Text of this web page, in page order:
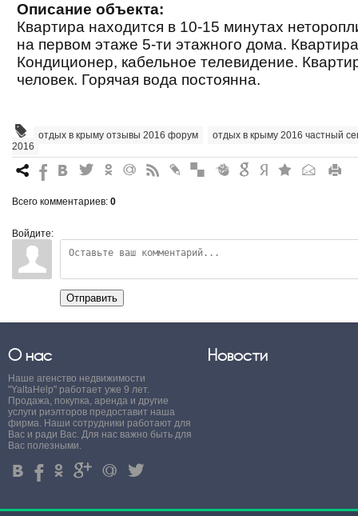
Описание объекта:
Квартира находится в 10-15 минутах
на первом этаже 5-ти этажного дома.
Кондиционер, кабельное телевидение.
человек. Горячая вода постоянна.
отдых в крыму отзывы 2016 форум
отдых в крыму 2016 частный
2016
7 % 4 3 . + 0 * # " & 6 Q P R
Всего комментариев: 0
Войдите:
Отправить
О нас
Наше агенство недвижимости
"YaltaHelp" работает уже 9 лет.
Продажа, покупка, аренда и другие
услуги риэлторов предоставит наша
фирма. Наши сотрудники работают для
Вас и ради Вас. Для нас важно быть для
Вас полезными.
4 % . ' + 3
Новости